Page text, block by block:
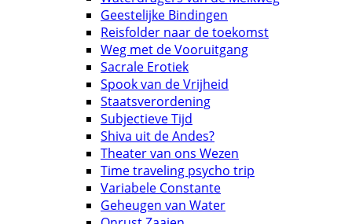
Geestelijke Bindingen
Reisfolder naar de toekomst
Weg met de Vooruitgang
Sacrale Erotiek
Spook van de Vrijheid
Staatsverordening
Subjectieve Tijd
Shiva uit de Andes?
Theater van ons Wezen
Time traveling psycho trip
Variabele Constante
Geheugen van Water